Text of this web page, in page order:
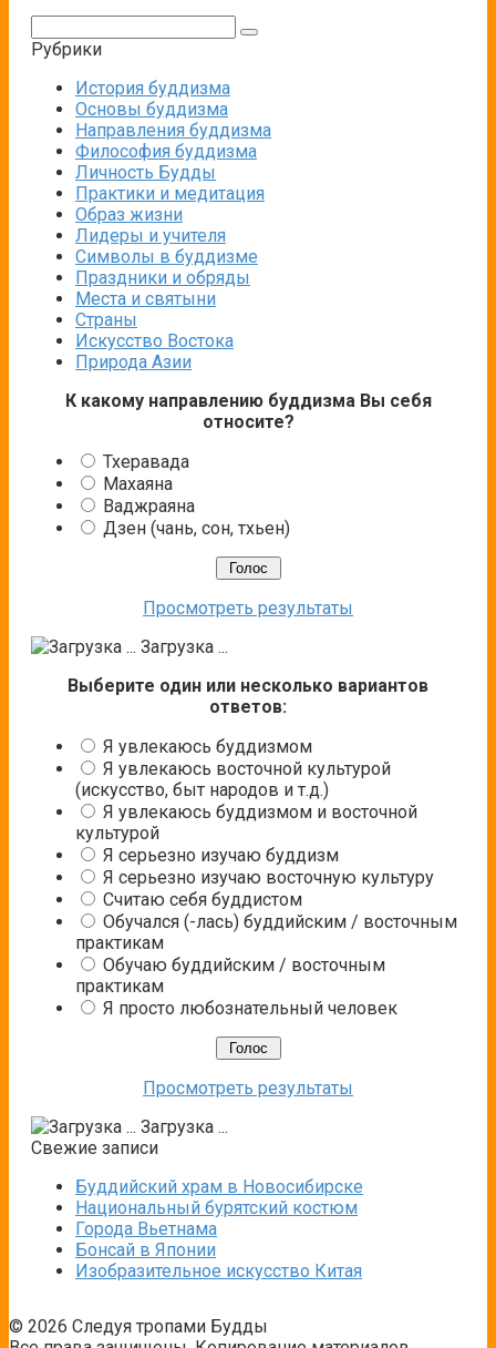
Рубрики
История буддизма
Основы буддизма
Направления буддизма
Философия буддизма
Личность Будды
Практики и медитация
Образ жизни
Лидеры и учителя
Символы в буддизме
Праздники и обряды
Места и святыни
Страны
Искусство Востока
Природа Азии
К какому направлению буддизма Вы себя
относите?
Тхеравада
Махаяна
Ваджраяна
Дзен (чань, сон, тхьен)
Просмотреть результаты
Загрузка ...
Выберите один или несколько вариантов
ответов:
Я увлекаюсь буддизмом
Я увлекаюсь восточной культурой
(искусство, быт народов и т.д.)
Я увлекаюсь буддизмом и восточной
культурой
Я серьезно изучаю буддизм
Я серьезно изучаю восточную культуру
Считаю себя буддистом
Обучался (-лась) буддийским / восточным
практикам
Обучаю буддийским / восточным
практикам
Я просто любознательный человек
Просмотреть результаты
Загрузка ...
Свежие записи
Буддийский храм в Новосибирске
Национальный бурятский костюм
Города Вьетнама
Бонсай в Японии
Изобразительное искусство Китая
© 2026 Следуя тропами Будды